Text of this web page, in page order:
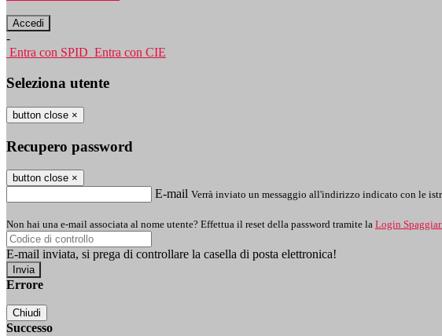
-
Entra con SPID Entra con CIE
Seleziona utente
button close ×
Recupero password
button close ×
E-mail Verrà inviato un messaggio all'indirizzo indicato con le
Non hai una e-mail associata al nome utente? Effettua il reset della password tramite la Login
E-mail inviata, si prega di controllare la casella di posta elettronica!
Errore
Chiudi
Successo